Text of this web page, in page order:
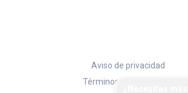
¿Necesitas
Aviso de privacidad
Términos y Condiciones